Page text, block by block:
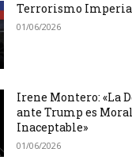
Terrorismo
01/06/2026
Irene Montero: «La
ante Trump es
Inaceptable»
01/06/2026